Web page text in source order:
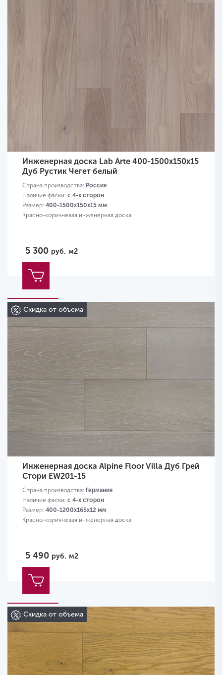
Инженерная доска Lab Arte 400-1500х150х15
Дуб Рустик Чегет белый
Страна производства: Россия
Наличие фаски: с 4-х сторон
Размер: 400-1500х150х15 мм
Красно-коричневая инженерная доска
5 300 руб. м2
Скидка от объема
Инженерная доска Alpine Floor Villa Дуб Грей
Стори EW201-15
Страна производства: Германия
Наличие фаски: с 4-х сторон
Размер: 400-1200х165х12 мм
Красно-коричневая инженерная доска
5 490 руб. м2
Скидка от объема